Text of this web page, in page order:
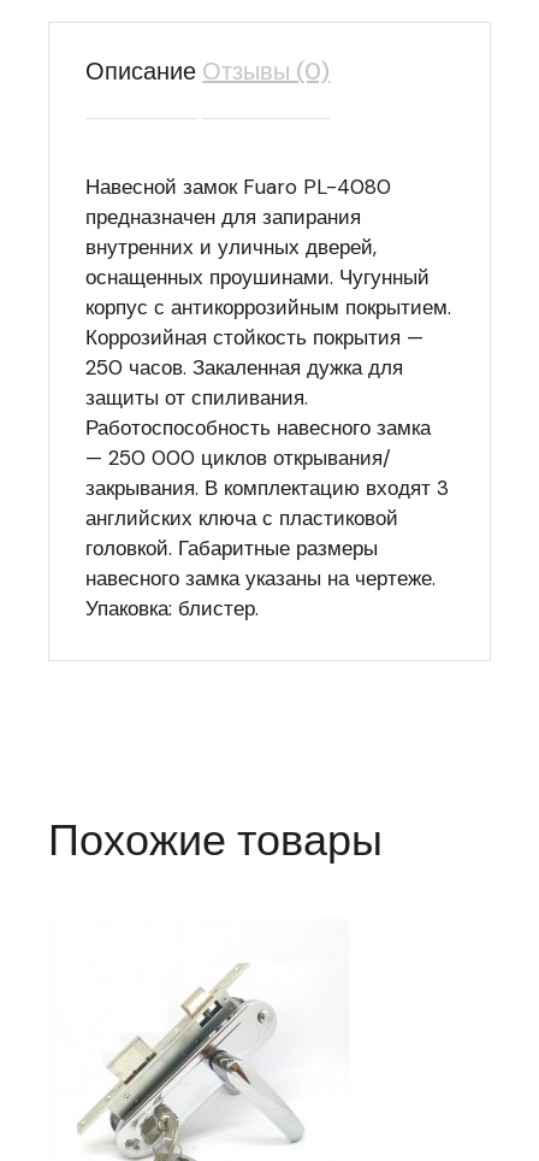
Описание Отзывы (0)
Навесной замок Fuaro PL-4080
предназначен для запирания
внутренних и уличных дверей,
оснащенных проушинами. Чугунный
корпус с антикоррозийным покрытием.
Коррозийная стойкость покрытия —
250 часов. Закаленная дужка для
защиты от спиливания.
Работоспособность навесного замка
— 250 000 циклов открывания/
закрывания. В комплектацию входят 3
английских ключа с пластиковой
головкой. Габаритные размеры
навесного замка указаны на чертеже.
Упаковка: блистер.
Похожие товары